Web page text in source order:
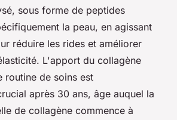
sous forme de peptides
la peau, en agissant
réduire les rides et améliorer
L'apport du collagène
routine de soins est
après 30 ans, âge auquel la
de collagène commence à